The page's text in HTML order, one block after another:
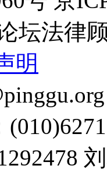
坛法律
明